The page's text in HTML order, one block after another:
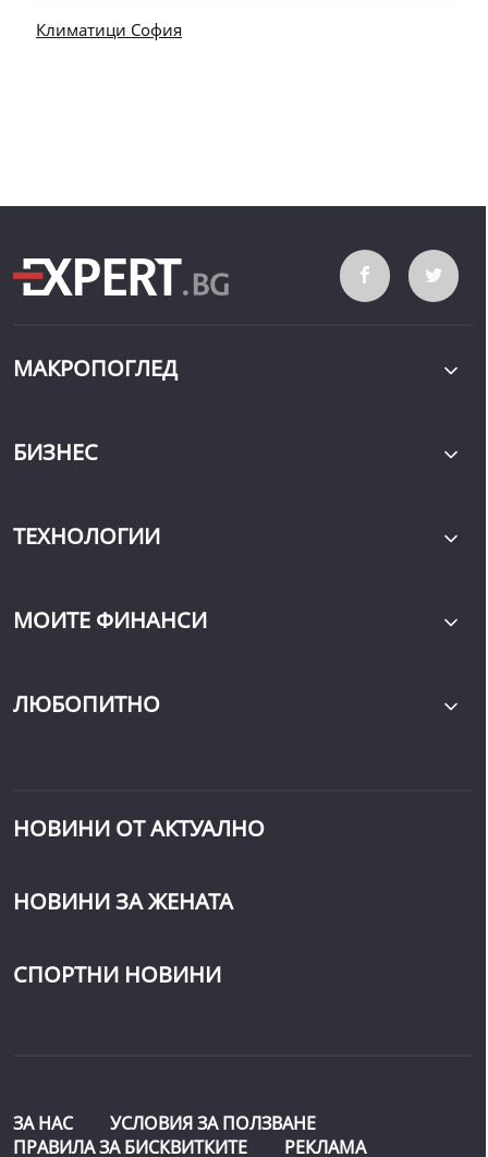
Климатици София
МАКРОПОГЛЕД
БИЗНЕС
ТЕХНОЛОГИИ
МОИТЕ ФИНАНСИ
ЛЮБОПИТНО
НОВИНИ ОТ АКТУАЛНО
НОВИНИ ЗА ЖЕНАТА
СПОРТНИ НОВИНИ
ЗА НАС
УСЛОВИЯ ЗА ПОЛЗВАНЕ
ПРАВИЛА ЗА БИСКВИТКИТЕ
РЕКЛАМА